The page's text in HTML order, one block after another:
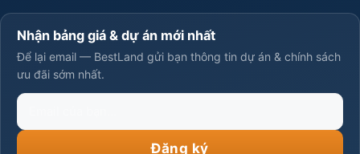
Nhận bảng giá & dự án mới nhất
Để lại email — BestLand gửi bạn thông tin dự án & chính sách
ưu đãi sớm nhất.
Email
bạn
Đăng ký